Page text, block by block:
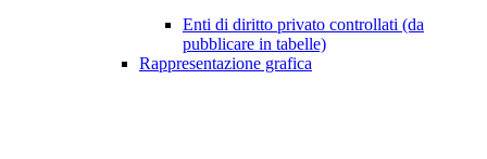
Enti di diritto privato controllati (da
pubblicare in tabelle)
Rappresentazione grafica